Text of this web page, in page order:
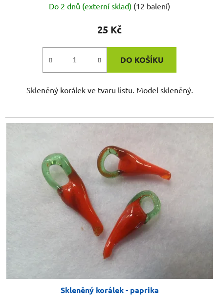
Do 2 dnů (externí sklad) (12 balení)
25 Kč
DO KOŠÍKU
Skleněný korálek ve tvaru listu. Model skleněný.
Skleněný korálek - paprika